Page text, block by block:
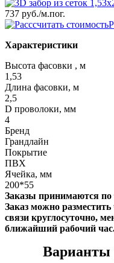
737 руб./м.пог.
Характеристики
Высота фасовки , м
1,53
Длина фасовки, м
2,5
D проволоки, мм
4
Бренд
Грандлайн
Покрытие
ПВХ
Ячейка, мм
200*55
Заказы принимаются по
Заказ можно
связи круглосуточно,
ближайший рабочий
Варианты